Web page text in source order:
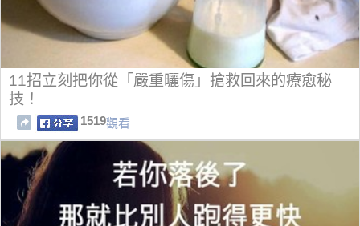
11招立刻把你從「嚴重曬傷」搶救回來的療愈秘
技！
1519觀看